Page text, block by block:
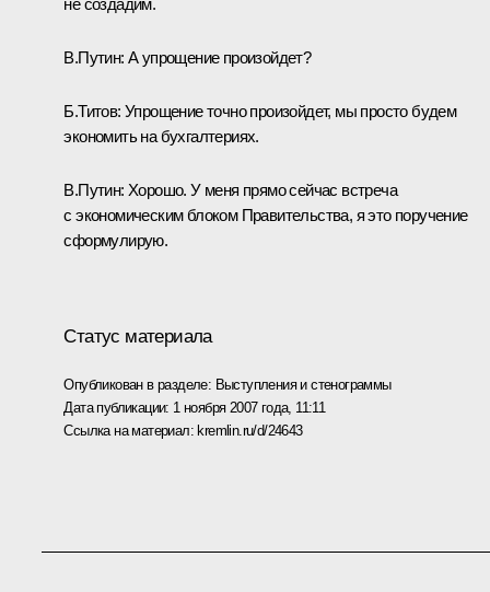
не создадим.
В.Путин: А упрощение произойдет?
Б.Титов: Упрощение точно произойдет, мы просто будем
экономить на бухгалтериях.
В.Путин: Хорошо. У меня прямо сейчас встреча
с экономическим блоком Правительства, я это поручение
сформулирую.
Статус материала
Опубликован в разделе: Выступления и стенограммы
Дата публикации: 1 ноября 2007 года, 11:11
Ссылка на материал:kremlin.ru/d/24643